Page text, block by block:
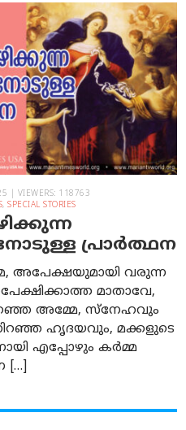
| VIEWERS: 118763
, SPECIAL STORIES
പ്രാര്‍ത്ഥന
അപേക്ഷയുമായി വരുന്ന
മാതാവേ,
അമ്മേ, സ്നേഹവും
ഹൃദയവും, മക്കളുടെ
എപ്പോഴും കർമ്മ
[…]